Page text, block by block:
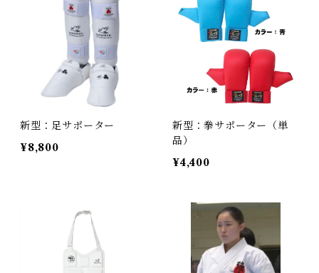
新型：足サポーター
¥8,800
新型：拳サポーター（単
品）
¥4,400